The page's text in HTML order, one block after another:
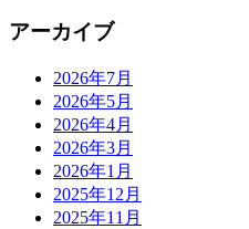
アーカイブ
2026年7月
2026年5月
2026年4月
2026年3月
2026年1月
2025年12月
2025年11月